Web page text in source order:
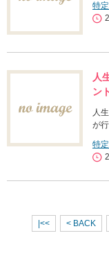
特
人
ン
人
が
特
|<< < BACK